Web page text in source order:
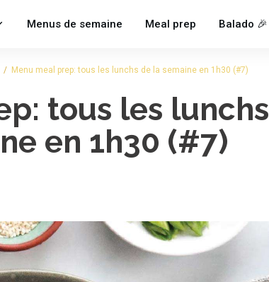
Menus de semaine Meal prep Balado 🎉
/ Menu meal prep: tous les lunchs de la semaine en 1h30 (#7)
tous les lunchs
en 1h30 (#7)